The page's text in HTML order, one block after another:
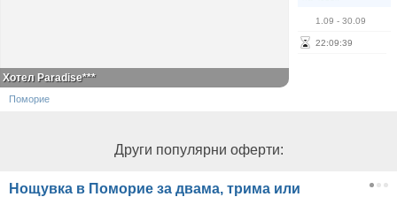
1.09 - 30.09
22:09:39
Хотел Paradise***
Поморие
Други популярни оферти:
Нощувка в Поморие за двама, трима или